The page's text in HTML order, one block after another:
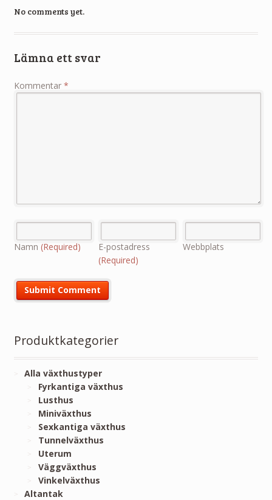
No comments yet.
Lämna ett svar
Kommentar *
Namn (Required)
E-postadress
(Required)
Webbplats
Produktkategorier
Alla växthustyper
Fyrkantiga växthus
Lusthus
Miniväxthus
Sexkantiga växthus
Tunnelväxthus
Uterum
Väggväxthus
Vinkelväxthus
Altantak